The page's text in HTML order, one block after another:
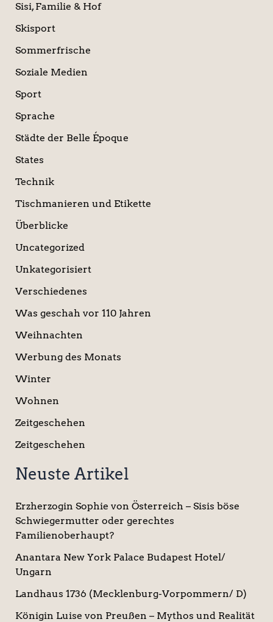
Sisi, Familie & Hof
Skisport
Sommerfrische
Soziale Medien
Sport
Sprache
Städte der Belle Époque
States
Technik
Tischmanieren und Etikette
Überblicke
Uncategorized
Unkategorisiert
Verschiedenes
Was geschah vor 110 Jahren
Weihnachten
Werbung des Monats
Winter
Wohnen
Zeitgeschehen
Zeitgeschehen
Neuste Artikel
Erzherzogin Sophie von Österreich – Sisis böse
Schwiegermutter oder gerechtes
Familienoberhaupt?
Anantara New York Palace Budapest Hotel/
Ungarn
Landhaus 1736 (Mecklenburg-Vorpommern/ D)
Königin Luise von Preußen – Mythos und Realität